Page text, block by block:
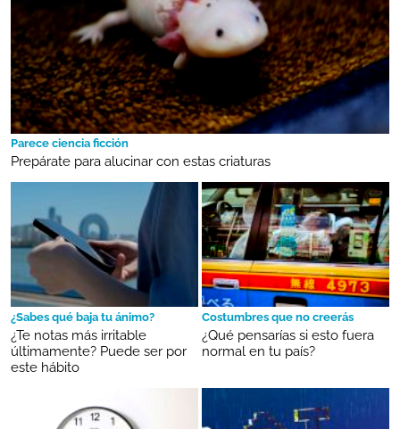
Parece ciencia ficción
Prepárate para alucinar con estas criaturas
¿Sabes qué baja tu ánimo?
¿Te notas más irritable
últimamente? Puede ser por
este hábito
Costumbres que no creerás
¿Qué pensarías si esto fuera
normal en tu país?